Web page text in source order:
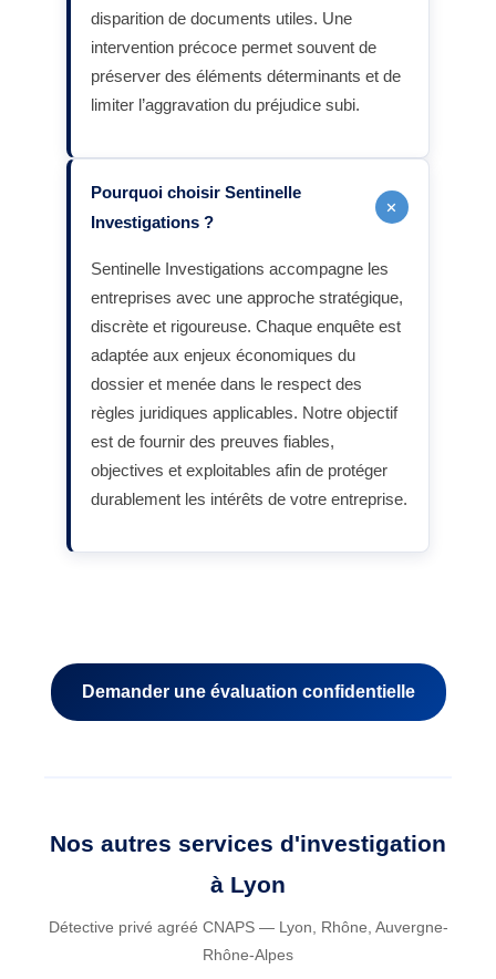
disparition de documents utiles. Une
intervention précoce permet souvent de
préserver des éléments déterminants et de
limiter l’aggravation du préjudice subi.
Pourquoi choisir Sentinelle
Investigations ?
+
Sentinelle Investigations accompagne les
entreprises avec une approche stratégique,
discrète et rigoureuse. Chaque enquête est
adaptée aux enjeux économiques du
dossier et menée dans le respect des
règles juridiques applicables. Notre objectif
est de fournir des preuves fiables,
objectives et exploitables afin de protéger
durablement les intérêts de votre entreprise.
Demander une évaluation confidentielle
Nos autres services d'investigation
à Lyon
Détective privé agréé CNAPS — Lyon, Rhône, Auvergne-
Rhône-Alpes